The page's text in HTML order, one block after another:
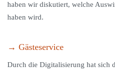
haben wir diskutiert, welche
haben wird.
→ Gästeservice
Durch die Digitalisierung hat sich